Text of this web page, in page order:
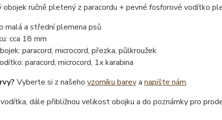
obojek ručně pletený z paracordu + pevné fosforové vodítko
malá a střední plemena psů
cca 18 mm
paracord, microcord, přezka, půlkroužek
paracord, microcord, 1x karabina
Vyberte si z našeho vzorníku bareva napište nám.
dále přibližnou velikost obojku a do poznámky pro